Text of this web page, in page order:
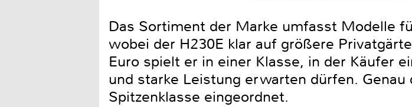
Das Sortiment der Marke umfasst Modelle
wobei der H230E klar auf größere
Euro spielt er in einer Klasse, in der Käufer
und starke Leistung erwarten dürfen.
Spitzenklasse eingeordnet.